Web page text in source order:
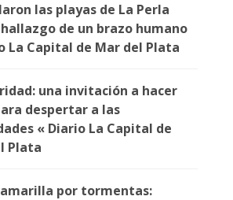
las playas de La Perla
de un brazo humano
La Capital de Mar del Plata
una invitación a hacer
despertar a las
« Diario La Capital de
Plata
por tormentas: